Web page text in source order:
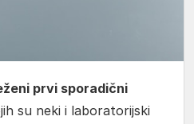
prvi sporadični
su neki i laboratorijski